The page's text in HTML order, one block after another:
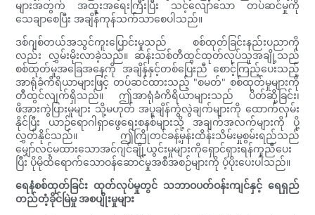
များအတွက် အထူးအရေးကြီးပြီး သင့်လျော်သော တပ်ဆင်မှုကို
သေချာစေပြီး အချိန်ကုန်သက်သာစေပါသည်။
ဒစ်ဂျစ်တယ်အသွင်ကူးပြောင်းမှုသည် စစ်ထုတ်ခြင်းနည်းပညာကို
လည်း လွှမ်းမိုးလာခဲ့သည်။ ဆန်းသစ်တီထွင်ထုတ်လုပ်သူအချို့သည်
စစ်ထုတ်မှုအခြေအနေကို အချိန်နှင့်တစ်ပြေးညီ စောင့်ကြည့်ပေးသည့်
အာရုံခံကိရိယာများဖြင့် တပ်ဆင်ထားသည့် "စမတ်" စစ်ထုတ်မှုများကို
တီထွင်လျက်ရှိသည်။ ဤအာရုံခံကိရိယာများသည် ပိတ်ဆို့ခြင်း၊
ဖိအားကွဲပြားမှုများ သို့မဟုတ် အပူချိန်ကွဲလွဲချက်များကို ထောက်လှမ်း
နိုင်ပြီး ယာဉ်ရောဂါရှာဖွေရေးစနစ်များသို့ အချက်အလက်များကို ပို့
လွှတ်နိုင်သည်။ ဤကြိုတင်ခန့်မှန်းထိန်းသိမ်းမှုစွမ်းရည်သည်
မျှော်လင့်မထားသောအင်ဂျင်ချို့ယွင်းမှုများကိုရှောင်ရှားရန်ကူညီပေး
ပြီး ပိုမိုထိရောက်သောဝန်ဆောင်မှုအစီအစဉ်များကို ပံ့ပိုးပေးပါသည်။
ရေနံစစ်ထုတ်ခြင်း ထုတ်လုပ်မှုတွင် သဘာဝပတ်ဝန်းကျင်နှင့် ရေရှည်
တည်တံ့ခိုင်မြဲမှု အစပျိုးမှုများ